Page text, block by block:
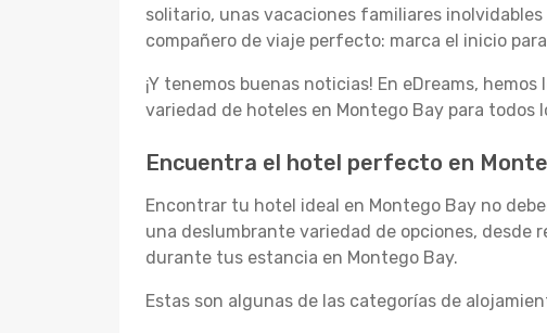
solitario, unas vacaciones familiares
compañero de viaje perfecto: marca el inicio
¡Y tenemos buenas noticias! En eDreams, hemos
variedad de hoteles en Montego Bay para todos
Encuentra el hotel perfecto en
Encontrar tu hotel ideal en Montego Bay no
una deslumbrante variedad de opciones, desde
durante tus estancia en Montego Bay.
Estas son algunas de las categorías de